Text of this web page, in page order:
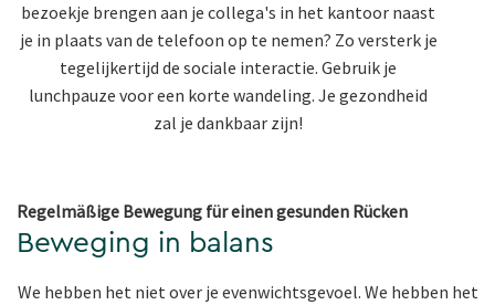
bezoekje brengen aan je collega's in het kantoor naast
je in plaats van de telefoon op te nemen? Zo versterk je
tegelijkertijd de sociale interactie. Gebruik je
lunchpauze voor een korte wandeling. Je gezondheid
zal je dankbaar zijn!
Regelmäßige Bewegung für einen gesunden Rücken
Beweging in balans
We hebben het niet over je evenwichtsgevoel. We hebben het